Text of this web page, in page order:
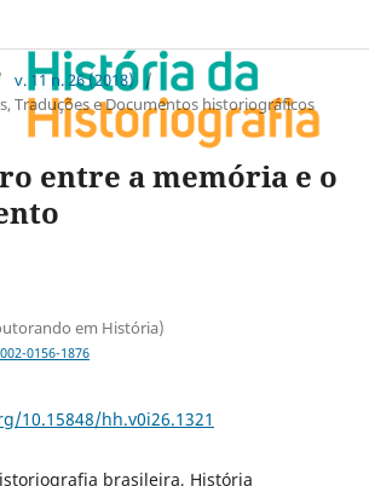
v. 11 n. 26 (2018)
/
Traduções e Documentos historiográficos
entre a memória e o
em História)
0156-1876
10.15848/hh.v0i26.1321
brasileira, História